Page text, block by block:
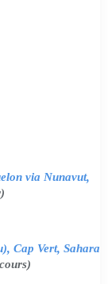
via Nunavut,
Cap Vert, Sahara